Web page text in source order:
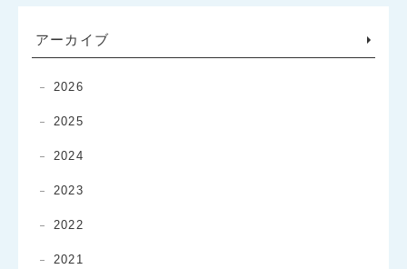
アーカイブ
2026
2025
2024
2023
2022
2021